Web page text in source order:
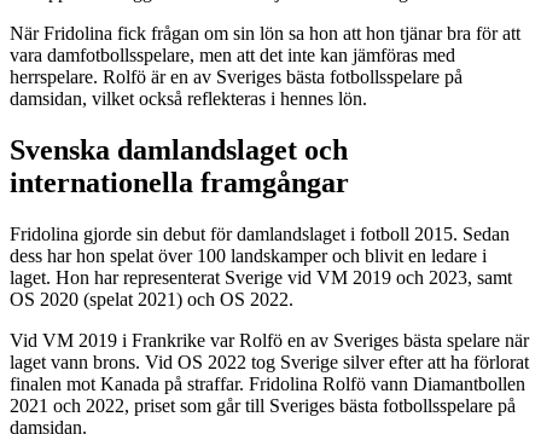
När Fridolina fick frågan om sin lön sa hon att hon tjänar bra för att
vara damfotbollsspelare, men att det inte kan jämföras med
herrspelare. Rolfö är en av Sveriges bästa fotbollsspelare på
damsidan, vilket också reflekteras i hennes lön.
Svenska damlandslaget och
internationella framgångar
Fridolina gjorde sin debut för damlandslaget i fotboll 2015. Sedan
dess har hon spelat över 100 landskamper och blivit en ledare i
laget. Hon har representerat Sverige vid VM 2019 och 2023, samt
OS 2020 (spelat 2021) och OS 2022.
Vid VM 2019 i Frankrike var Rolfö en av Sveriges bästa spelare när
laget vann brons. Vid OS 2022 tog Sverige silver efter att ha förlorat
finalen mot Kanada på straffar. Fridolina Rolfö vann Diamantbollen
2021 och 2022, priset som går till Sveriges bästa fotbollsspelare på
damsidan.